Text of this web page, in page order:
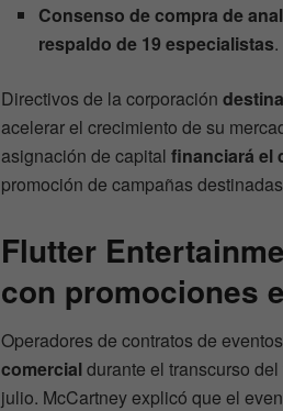
Consenso de compra de
respaldo de 19 especialistas.
Directivos de la corporación
acelerar el crecimiento de su
asignación de capital financiará el
promoción de campañas
Flutter
con promociones
Operadores de contratos de
comercialdurante el transcurso
julio. McCartney explicó que el